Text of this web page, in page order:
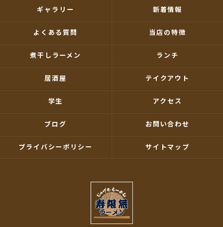
ギャラリー 新着情報
よくある質問 当店の特徴
煮干しラーメン ランチ
居酒屋 テイクアウト
学生 アクセス
ブログ お問い合わせ
プライバシーポリシー サイトマップ